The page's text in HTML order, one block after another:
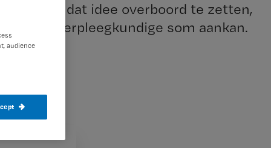
besloot dat idee overboord te zetten,
verpleegkundige som aankan.
audience